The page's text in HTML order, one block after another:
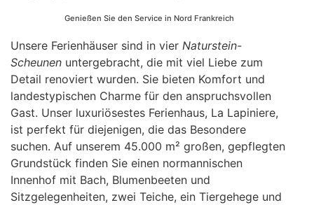
Genießen Sie den Service in Nord Frankreich
Unsere Ferienhäuser sind in vier Naturstein-
Scheunen untergebracht, die mit viel Liebe zum
Detail renoviert wurden. Sie bieten Komfort und
landestypischen Charme für den anspruchsvollen
Gast. Unser luxuriösestes Ferienhaus, La Lapiniere,
ist perfekt für diejenigen, die das Besondere
suchen. Auf unserem 45.000 m² großen, gepflegten
Grundstück finden Sie einen normannischen
Innenhof mit Bach, Blumenbeeten und
Sitzgelegenheiten, zwei Teiche, ein Tiergehege und